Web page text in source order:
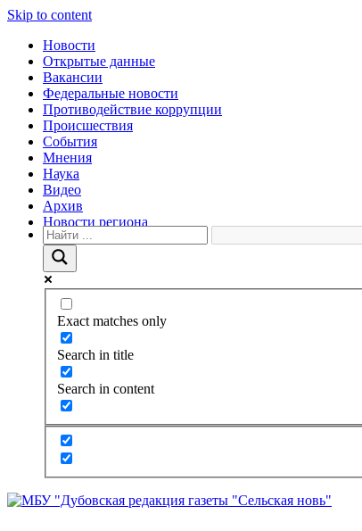
Skip to content
Новости
Открытые данные
Вакансии
Федеральные новости
Противодействие коррупции
Происшествия
События
Мнения
Наука
Видео
Архив
Новости региона
Exact matches only
Search in title
Search in content